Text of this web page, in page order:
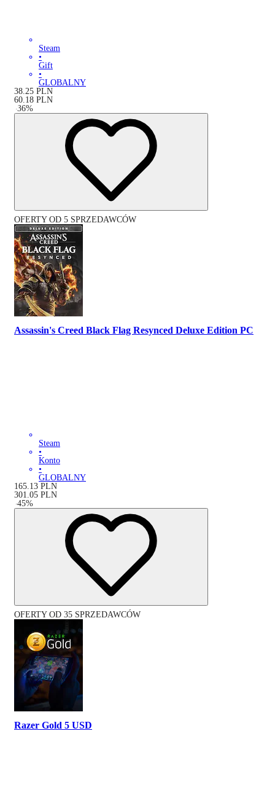
Steam
•
Gift
•
GLOBALNY
38.25 PLN
60.18 PLN
-36%
OFERTY OD 5 SPRZEDAWCÓW
Assassin's Creed Black Flag Resynced Deluxe Edition PC
Steam
•
Konto
•
GLOBALNY
165.13 PLN
301.05 PLN
-45%
OFERTY OD 35 SPRZEDAWCÓW
Razer Gold 5 USD